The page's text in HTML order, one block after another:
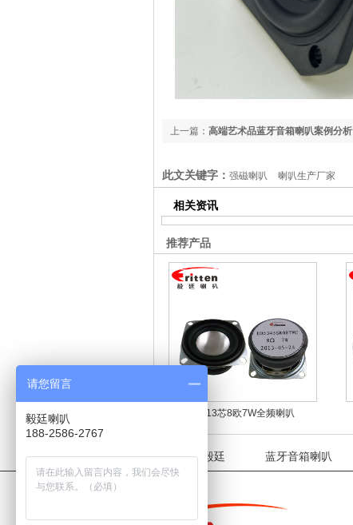
上一篇： 高端艺术品蓝牙音箱喇叭案例分析
此文关键字： 强磁喇叭 喇叭生产厂家
相关资讯
推荐产品
2寸13芯8欧7W全频喇叭
关于毅廷 蓝牙音箱喇叭
请您留言
毅廷喇叭
188-2586-2767